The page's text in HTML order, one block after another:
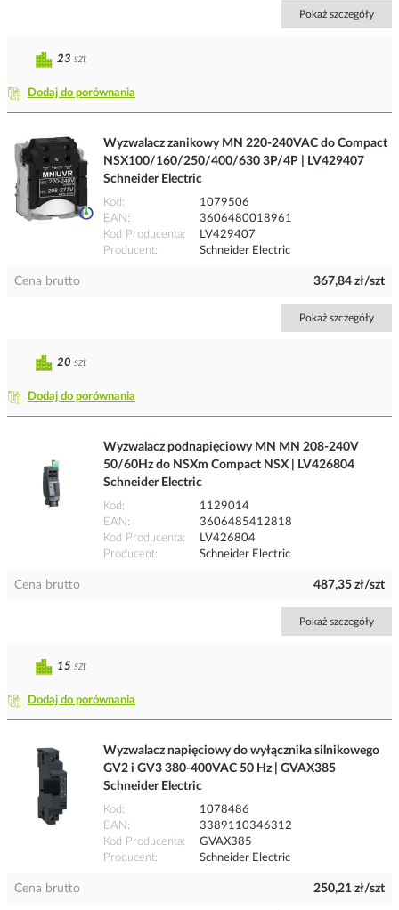
Pokaż szczegóły
Dodaj do porównania
23 szt
Wyzwalacz zanikowy MN 220-240VAC do Compact
NSX100/160/250/400/630 3P/4P | LV429407
Schneider Electric
Kod
1079506
EAN
3606480018961
Kod Producenta
LV429407
Producent
Schneider Electric
Cena brutto 367,84 zł/szt
Pokaż szczegóły
Dodaj do porównania
20 szt
Wyzwalacz podnapięciowy MN MN 208-240V
50/60Hz do NSXm Compact NSX | LV426804
Schneider Electric
Kod
1129014
EAN
3606485412818
Kod Producenta
LV426804
Producent
Schneider Electric
Cena brutto 487,35 zł/szt
Pokaż szczegóły
Dodaj do porównania
15 szt
Wyzwalacz napięciowy do wyłącznika silnikowego
GV2 i GV3 380-400VAC 50 Hz | GVAX385
Schneider Electric
Kod
1078486
EAN
3389110346312
Kod Producenta
GVAX385
Producent
Schneider Electric
Cena brutto 250,21 zł/szt